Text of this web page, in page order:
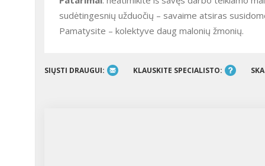
sudėtingesnių užduočių – savaime atsiras
Pamatysite – kolektyve daug malonių žmonių.
SIŲSTI DRAUGUI: KLAUSKITE SPECIALISTO: